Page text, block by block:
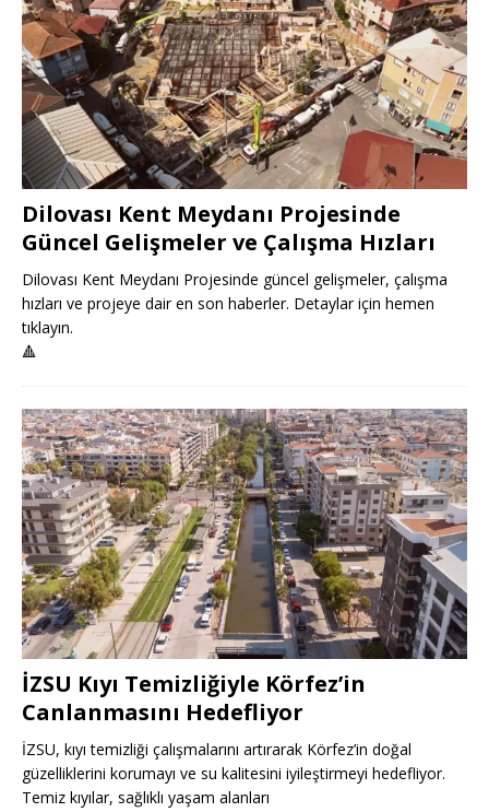
Dilovası Kent Meydanı Projesinde
Güncel Gelişmeler ve Çalışma Hızları
Dilovası Kent Meydanı Projesinde güncel gelişmeler, çalışma
hızları ve projeye dair en son haberler. Detaylar için hemen
tıklayın.
🔺
İZSU Kıyı Temizliğiyle Körfez’in
Canlanmasını Hedefliyor
İZSU, kıyı temizliği çalışmalarını artırarak Körfez’in doğal
güzelliklerini korumayı ve su kalitesini iyileştirmeyi hedefliyor.
Temiz kıyılar, sağlıklı yaşam alanları